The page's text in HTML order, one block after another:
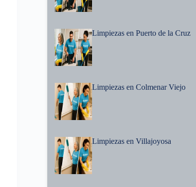
Limpiezas en Puerto de la Cruz
Limpiezas en Colmenar Viejo
Limpiezas en Villajoyosa